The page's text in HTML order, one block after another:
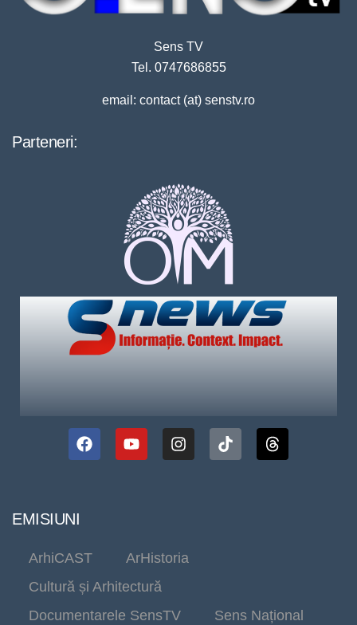
Sens TV
Tel. 0747686855
email: contact (at) senstv.ro
Parteneri:
EMISIUNI
ArhiCAST
ArHistoria
Cultură și Arhitectură
Documentarele SensTV
Sens Național